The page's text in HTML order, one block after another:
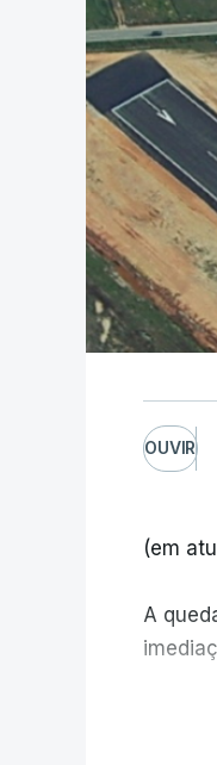
OUVIR
(em
A